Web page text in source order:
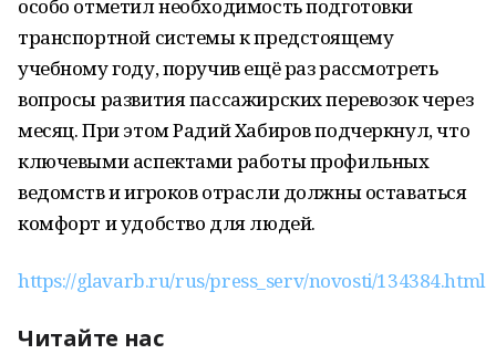
особо отметил необходимость подготовки
транспортной системы к предстоящему
учебному году, поручив ещё раз рассмотреть
вопросы развития пассажирских перевозок через
месяц. При этом Радий Хабиров подчеркнул, что
ключевыми аспектами работы профильных
ведомств и игроков отрасли должны оставаться
комфорт и удобство для людей.
https://glavarb.ru/rus/press_serv/novosti/134384.html
Читайте нас